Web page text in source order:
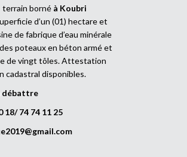
terrain borné à Koubri
d’un (01) hectare et
de fabrique d’eau minérale
poteaux en béton armé et
de vingt tôles. Attestation
cadastral disponibles.
débattre
18/ 74 74 11 25